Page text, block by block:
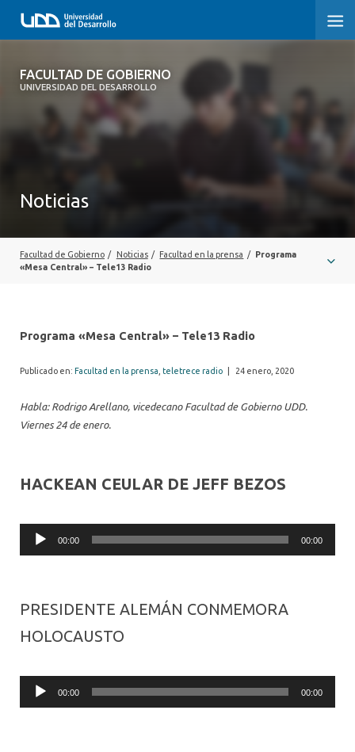
FACULTAD DE GOBIERNO
UNIVERSIDAD DEL DESARROLLO
FACULTAD DE GOBIERNO
EXTENSIÓN
Noticias
Facultad de Gobierno / Noticias / Facultad en la prensa /
Programa
«Mesa Central» – Tele13 Radio
Programa «Mesa Central» – Tele13 Radio
Publicado en: Facultad en la prensa teletrece radio 24 enero, 2020
Habla: Rodrigo Arellano, vicedecano Facultad de Gobierno UDD.
Viernes 24 de enero.
HACKEAN CEULAR DE JEFF BEZOS
Audio
Player
00:00 00:00
PRESIDENTE ALEMÁN CONMEMORA
HOLOCAUSTO
Audio
Player
00:00 00:00